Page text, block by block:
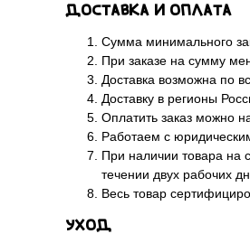
Доставка и оплата
Сумма минимального
При заказе на сумму
Доставка возможна по
Доставку в регионы
Оплатить заказ можно
Работаем с
При наличии товара на
течении двух рабочих
Весь товар
Уход